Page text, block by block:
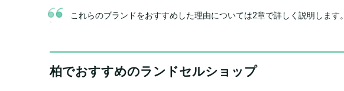
これらのブランドをおすすめした理由については2章で詳しく説明します。
柏でおすすめのランドセルショップ